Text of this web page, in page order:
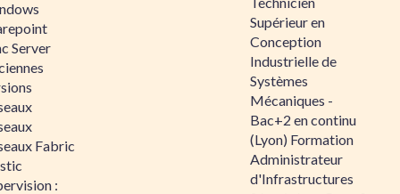
Server
Fabric
:
Supérieur en
Conception
Industrielle de
Systèmes
Mécaniques -
Bac+2 en continu
(Lyon) Formation
Administrateur
d'Infrastructures